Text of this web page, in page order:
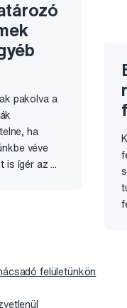
pakolva a
ha
véve
is ígér az ...
felületünkön